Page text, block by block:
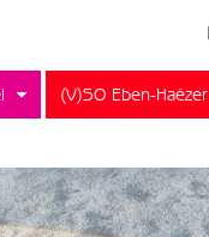
(V)SO Eben-Haëzer